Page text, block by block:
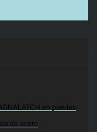
en puertas
de acero